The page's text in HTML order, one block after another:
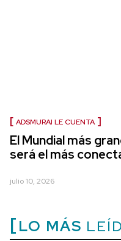
ADSMURAI LE CUENTA
El Mundial más
será el más
julio 10, 2026
LO MÁS